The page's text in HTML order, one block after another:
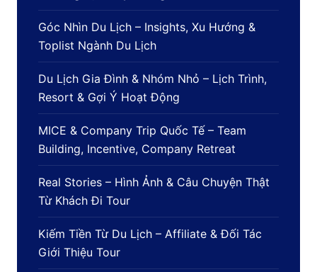
Góc Nhìn Du Lịch – Insights, Xu Hướng &
Toplist Ngành Du Lịch
Du Lịch Gia Đình & Nhóm Nhỏ – Lịch Trình,
Resort & Gợi Ý Hoạt Động
MICE & Company Trip Quốc Tế – Team
Building, Incentive, Company Retreat
Real Stories – Hình Ảnh & Câu Chuyện Thật
Từ Khách Đi Tour
Kiếm Tiền Từ Du Lịch – Affiliate & Đối Tác
Giới Thiệu Tour